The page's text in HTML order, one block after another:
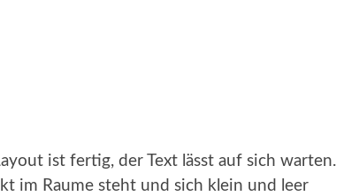
ist fertig, der Text lässt auf sich warten.
im Raume steht und sich klein und leer